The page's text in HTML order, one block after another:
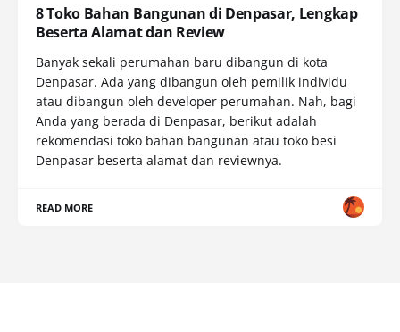
8 Toko Bahan Bangunan di Denpasar, Lengkap
Beserta Alamat dan Review
Banyak sekali perumahan baru dibangun di kota
Denpasar. Ada yang dibangun oleh pemilik individu
atau dibangun oleh developer perumahan. Nah, bagi
Anda yang berada di Denpasar, berikut adalah
rekomendasi toko bahan bangunan atau toko besi
Denpasar beserta alamat dan reviewnya.
READ MORE